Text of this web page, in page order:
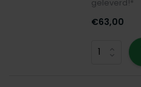
geleverd!*
€63,00